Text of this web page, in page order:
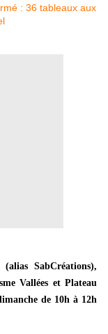
SabCréations),
Vallées et Plateau
de 10h à 12h